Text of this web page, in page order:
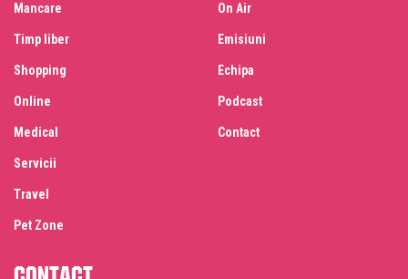
Mancare
Timp liber
Shopping
Online
Medical
Servicii
Travel
Pet Zone
On Air
Emisiuni
Echipa
Podcast
Contact
Contact